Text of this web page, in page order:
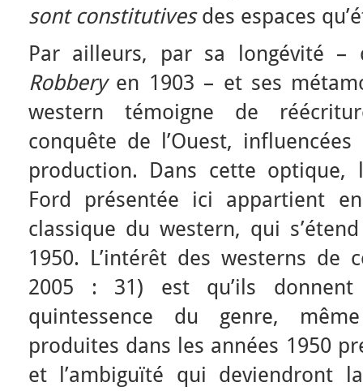
sont constitutivesdes espaces
Par ailleurs, par sa longévité –
Robberyen 1903 – et ses
western témoigne de
conquête de l’Ouest,
production. Dans cette
Ford présentée ici appartient
classique du western, qui
1950. L’intérêt des westerns de
2005 : 31) est qu’ils
quintessence du genre,
produites dans les années 1950
et l’ambiguïté qui deviendront